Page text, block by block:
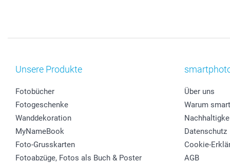
Unsere Produkte
Fotobücher
Fotogeschenke
Wanddekoration
MyNameBook
Foto-Grusskarten
Fotoabzüge, Fotos als Buch & Poster
Über uns
Warum
Datenschutz
Cookie-
AGB